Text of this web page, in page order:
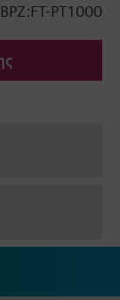
BPZ:FT-PT1000